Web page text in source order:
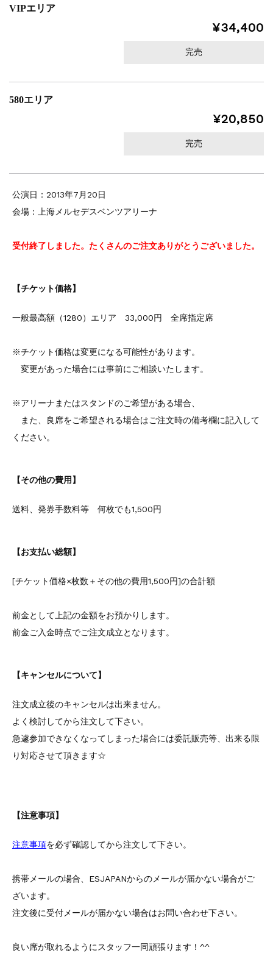
VIPエリア
¥34,400
完売
580エリア
¥20,850
完売
公演日：2013年7月20日
会場：上海メルセデスベンツアリーナ
受付終了しました。たくさんのご注文ありがとうございました。
【チケット価格】
一般最高額（1280）エリア 33,000円 全席指定席
※チケット価格は変更になる可能性があります。
変更があった場合には事前にご相談いたします。
※アリーナまたはスタンドのご希望がある場合、
また、良席をご希望される場合はご注文時の備考欄に記入して
ください。
【その他の費用】
送料、発券手数料等 何枚でも1,500円
【お支払い総額】
[チケット価格×枚数＋その他の費用1,500円]の合計額
前金として上記の金額をお預かりします。
前金ご入金時点でご注文成立となります。
【キャンセルについて】
注文成立後のキャンセルは出来ません。
よく検討してから注文して下さい。
急遽参加できなくなってしまった場合には委託販売等、出来る限
り対応させて頂きます☆
【注意事項】
注意事項を必ず確認してから注文して下さい。
携帯メールの場合、ESJAPANからのメールが届かない場合がご
ざいます。
注文後に受付メールが届かない場合はお問い合わせ下さい。
良い席が取れるようにスタッフ一同頑張ります！^^